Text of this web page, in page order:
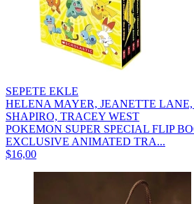
SEPETE EKLE
HELENA MAYER, JEANETTE
SHAPIRO, TRACEY WEST
POKEMON SUPER SPECIAL FLIP
EXCLUSIVE ANIMATED TRA...
$16,00